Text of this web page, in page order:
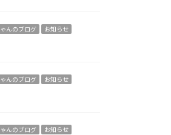
んのブログ お知らせ
んのブログ お知らせ
んのブログ お知らせ